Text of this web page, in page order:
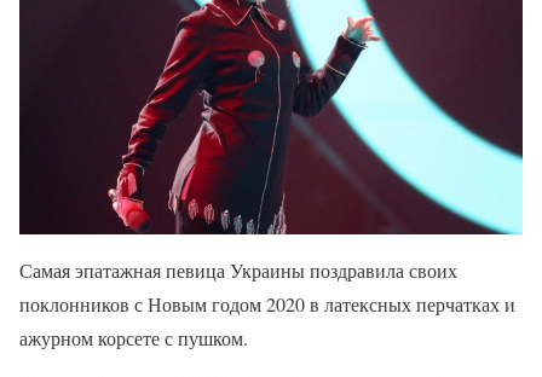
Самая эпатажная певица Украины поздравила своих
поклонников с Новым годом 2020 в латексных перчатках и
ажурном корсете с пушком.